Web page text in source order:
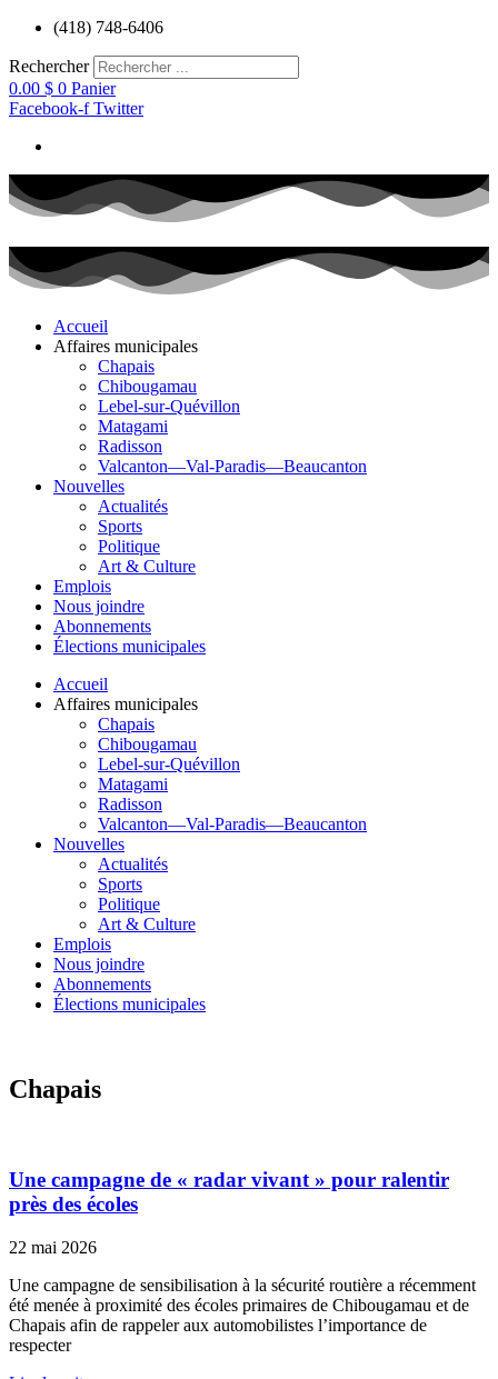
Aller
contenu
(418) 748-6406
Rechercher
0.00 $ 0 Panier
Facebook-f Twitter
Accueil
Affaires municipales
Chapais
Chibougamau
Lebel-sur-Quévillon
Matagami
Radisson
Valcanton—Val-Paradis—Beaucanton
Nouvelles
Actualités
Sports
Politique
Art & Culture
Emplois
Nous joindre
Abonnements
Élections municipales
Accueil
Affaires municipales
Chapais
Chibougamau
Lebel-sur-Quévillon
Matagami
Radisson
Valcanton—Val-Paradis—Beaucanton
Nouvelles
Actualités
Sports
Politique
Art & Culture
Emplois
Nous joindre
Abonnements
Élections municipales
Chapais
Une campagne de « radar vivant » pour ralentir
près des écoles
22 mai 2026
Une campagne de sensibilisation à la sécurité routière a récemment
été menée à proximité des écoles primaires de Chibougamau et de
Chapais afin de rappeler aux automobilistes l’importance de
respecter